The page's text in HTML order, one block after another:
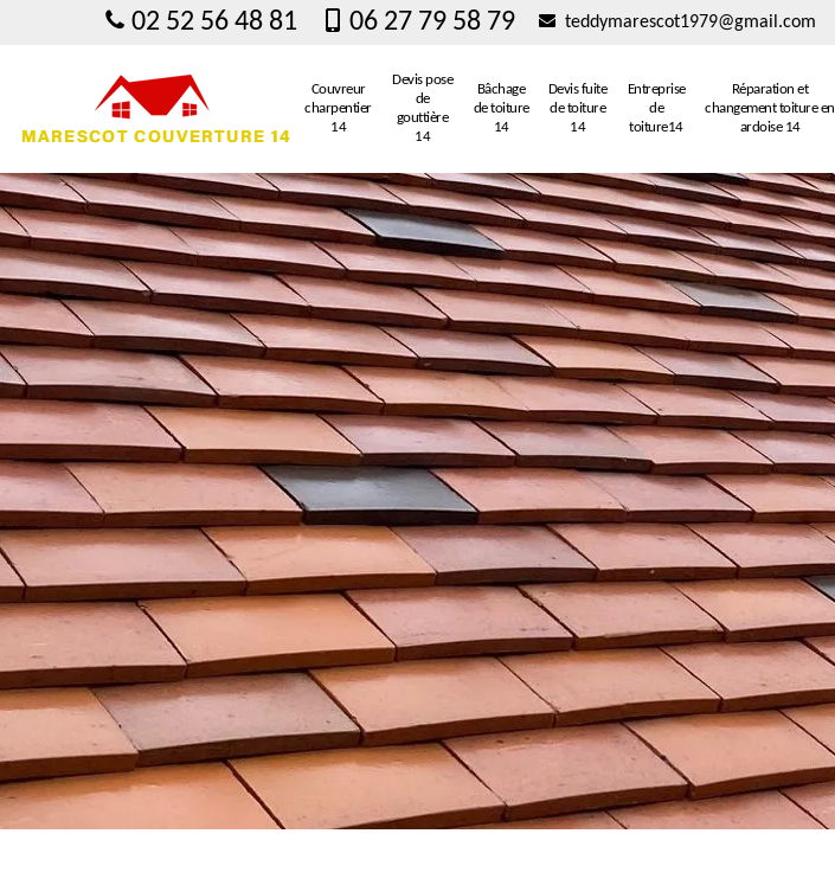
02 52 56 48 81 06 27 79 58 79 teddymarescot1979@gmail.com
Couvreur
charpentier
14
Devis pose
de
gouttière
14
Bâchage
de toiture
14
Devis fuite
de toiture
14
Entreprise
de
toiture14
Réparation et
changement toiture en
ardoise 14